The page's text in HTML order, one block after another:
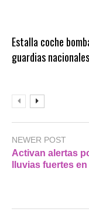
Estalla coche
guardias
NEWER POST
Activan alertas
lluvias fuertes